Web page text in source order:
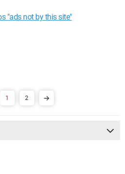
"ads not by this site"
1 2